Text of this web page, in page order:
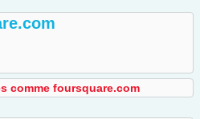
comme foursquare.com